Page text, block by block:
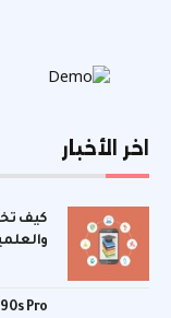
اخر الأخبار
كيف